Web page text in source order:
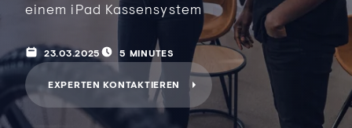
einem iPad Kassensystem
23.03.2025 5 MINUTES
EXPERTEN KONTAKTIEREN